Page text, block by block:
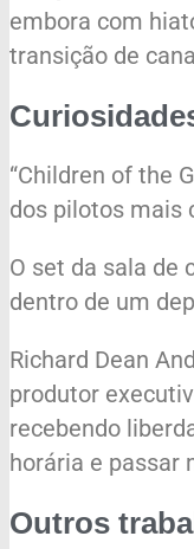
embora com
transição de
“Children of the
dos pilotos mais
O set da sala de
dentro de um
Richard Dean
produtor
recebendo
horária e passar
Outros